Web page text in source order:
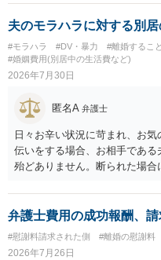
個別の事情によりますので、
すめします。
夫のモラハラに対する別
#モラハラ #DV・暴力 #離婚するこ
#婚姻費用(別居中の生活費など)
2026年7月30日
匿名A 弁護士
日々お辛い状況に苛まれ、お
伝いをする場合、お相手であ
殆どありません。断られた場
高いためです。 実務的には、
を進める選択を採らざるを得
弁護士費用の成功報酬、
#慰謝料請求された側 #離婚の慰謝料
2026年7月26日